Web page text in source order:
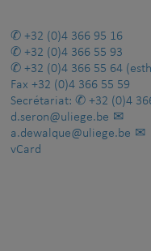
+32 (0)4 366 95 16
+32 (0)4 366 55 93
+32 (0)4 366 55 64
Fax +32 (0)4 366 55 59
Secrétariat:
+32 (0)4
d.seron@uliege.be
a.dewalque@uliege.be
vCard